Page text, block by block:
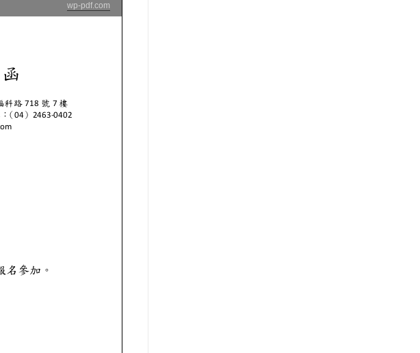
wp-pdf.com